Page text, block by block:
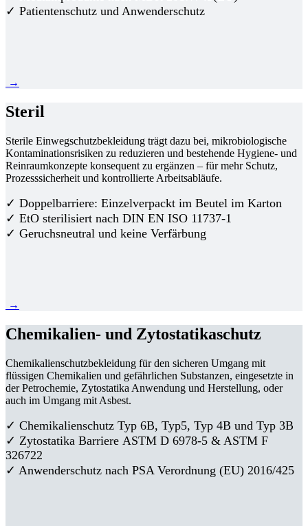
✓ Patientenschutz und Anwenderschutz
→
Steril
Sterile Einwegschutzbekleidung trägt dazu bei, mikrobiologische
Kontaminationsrisiken zu reduzieren und bestehende Hygiene- und
Reinraumkonzepte konsequent zu ergänzen – für mehr Schutz,
Prozesssicherheit und kontrollierte Arbeitsabläufe.
✓ Doppelbarriere: Einzelverpackt im Beutel im Karton
✓ EtO sterilisiert nach DIN EN ISO 11737-1
✓ Geruchsneutral und keine Verfärbung
→
Chemikalien- und Zytostatikaschutz
Chemikalienschutzbekleidung für den sicheren Umgang mit
flüssigen Chemikalien und gefährlichen Substanzen, eingesetzte in
der Petrochemie, Zytostatika Anwendung und Herstellung, oder
auch im Umgang mit Asbest.
✓ Chemikalienschutz Typ 6B, Typ5, Typ 4B und Typ 3B
✓ Zytostatika Barriere ASTM D 6978-5 & ASTM F
326722
✓ Anwenderschutz nach PSA Verordnung (EU) 2016/425